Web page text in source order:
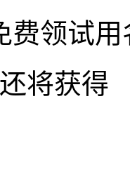
费领试用
将获得